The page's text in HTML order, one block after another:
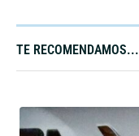
TE RECOMENDAMOS...